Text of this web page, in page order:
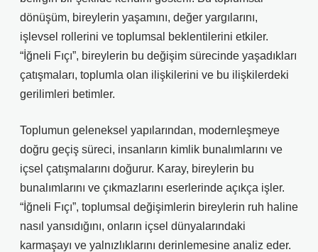
dönüşüm, bireylerin yaşamını, değer yargılarını,
işlevsel rollerini ve toplumsal beklentilerini etkiler.
“İğneli Fıçı”, bireylerin bu değişim sürecinde yaşadıkları
çatışmaları, toplumla olan ilişkilerini ve bu ilişkilerdeki
gerilimleri betimler.
Toplumun geleneksel yapılarından, modernleşmeye
doğru geçiş süreci, insanların kimlik bunalımlarını ve
içsel çatışmalarını doğurur. Karay, bireylerin bu
bunalımlarını ve çıkmazlarını eserlerinde açıkça işler.
“İğneli Fıçı”, toplumsal değişimlerin bireylerin ruh haline
nasıl yansıdığını, onların içsel dünyalarındaki
karmaşayı ve yalnızlıklarını derinlemesine analiz eder.